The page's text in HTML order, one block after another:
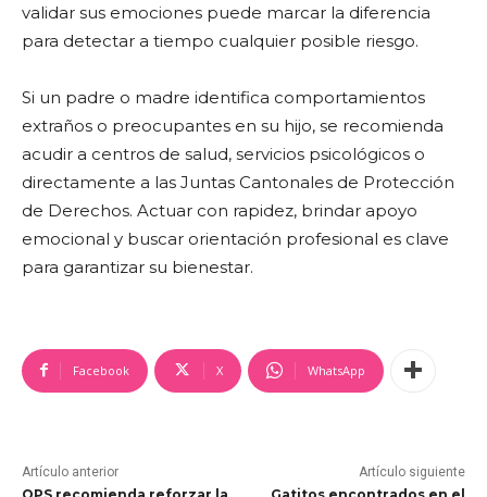
validar sus emociones puede marcar la diferencia
para detectar a tiempo cualquier posible riesgo.
Si un padre o madre identifica comportamientos
extraños o preocupantes en su hijo, se recomienda
acudir a centros de salud, servicios psicológicos o
directamente a las Juntas Cantonales de Protección
de Derechos. Actuar con rapidez, brindar apoyo
emocional y buscar orientación profesional es clave
para garantizar su bienestar.
Facebook X WhatsApp
Artículo anterior Artículo siguiente